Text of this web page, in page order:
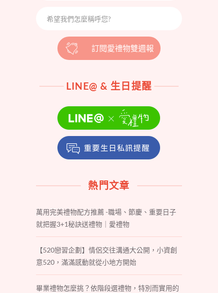
訂閱愛禮物雙週報
LINE@ & 生日提醒
熱門文章
萬用完美禮物配方推薦 -職場、節慶、重要日子
就把握3+1秘訣送禮物｜愛禮物
【520戀習企劃】情侶交往溝通大公開，小資創
意520，滿滿感動就從小地方開始
畢業禮物怎麼挑？依階段選禮物，特別而實用的